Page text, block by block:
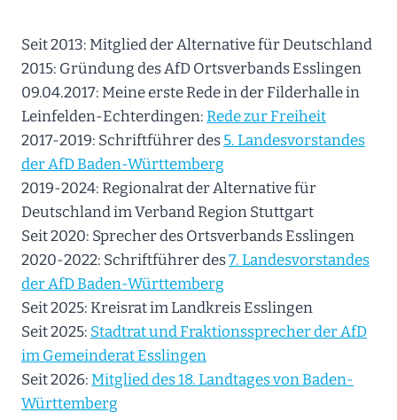
Seit 2013: Mitglied der Alternative für Deutschland
2015: Gründung des AfD Ortsverbands Esslingen
09.04.2017: Meine erste Rede in der Filderhalle in
Leinfelden-Echterdingen:Rede zur Freiheit
2017-2019: Schriftführer des5. Landesvorstandes
der AfD Baden-Württemberg
2019-2024: Regionalrat der Alternative für
Deutschland im Verband Region Stuttgart
Seit 2020: Sprecher des Ortsverbands Esslingen
2020-2022: Schriftführer des7. Landesvorstandes
der AfD Baden-Württemberg
Seit 2025: Kreisrat im Landkreis Esslingen
Seit 2025: Stadtrat und Fraktionssprecher der AfD
im Gemeinderat Esslingen
Seit 2026:Mitglied des 18. Landtages von Baden-
Württemberg